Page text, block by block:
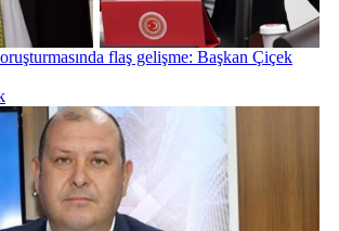
flaş gelişme: Başkan Çiçek